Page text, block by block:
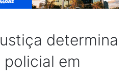
determina
em